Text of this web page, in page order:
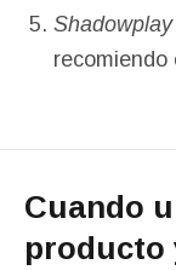
Shadowplay
recomiendo
Cuando
producto